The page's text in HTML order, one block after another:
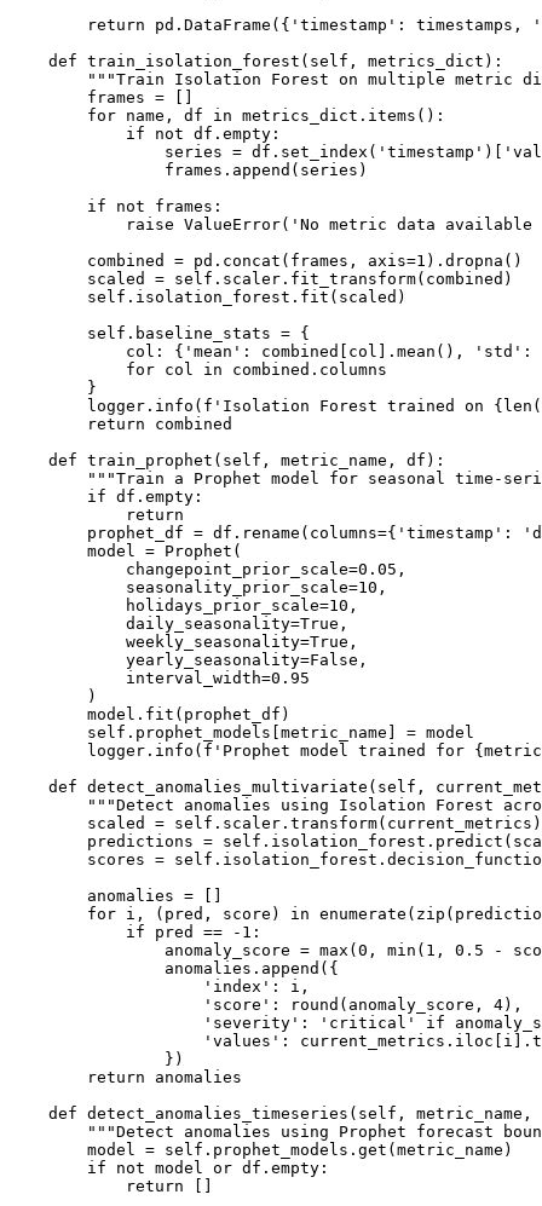
return pd.DataFrame({'timestamp': timestamps,
    def train_isolation_forest(self, metrics_dict):
"""Train Isolation Forest on multiple metric
        frames = []
        for name, df in metrics_dict.items():
            if not df.empty:
series =
                frames.append(series)
        if not frames:
raise ValueError('No metric data available
        combined = pd.concat(frames, axis=1).dropna()
        scaled = self.scaler.fit_transform(combined)
        self.isolation_forest.fit(scaled)
        self.baseline_stats = {
col: {'mean': combined[col].mean(), 'std':
            for col in combined.columns
        }
logger.info(f'Isolation Forest trained on
        return combined
    def train_prophet(self, metric_name, df):
"""Train a Prophet model for seasonal time-
        if df.empty:
            return
prophet_df = df.rename(columns={'timestamp':
        model = Prophet(
            changepoint_prior_scale=0.05,
            seasonality_prior_scale=10,
            holidays_prior_scale=10,
            daily_seasonality=True,
            weekly_seasonality=True,
            yearly_seasonality=False,
            interval_width=0.95
        )
        model.fit(prophet_df)
        self.prophet_models[metric_name] = model
logger.info(f'Prophet model trained for
def detect_anomalies_multivariate(self,
"""Detect anomalies using Isolation Forest
        scaled = self.scaler.transform(current_metrics)
predictions =
scores =
        anomalies = []
for i, (pred, score) in
            if pred == -1:
anomaly_score = max(0, min(1, 0.5 -
                anomalies.append({
                    'index': i,
                    'score': round(anomaly_score, 4),
'severity': 'critical' if
'values':
                })
        return anomalies
def detect_anomalies_timeseries(self, metric_name,
"""Detect anomalies using Prophet forecast
        model = self.prophet_models.get(metric_name)
        if not model or df.empty:
            return []